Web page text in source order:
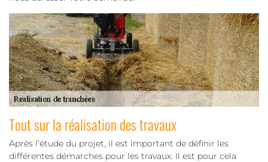
Tout sur la réalisation des travaux
Après l’étude du projet, il est important de définir les
différentes démarches pour les travaux. Il est pour cela